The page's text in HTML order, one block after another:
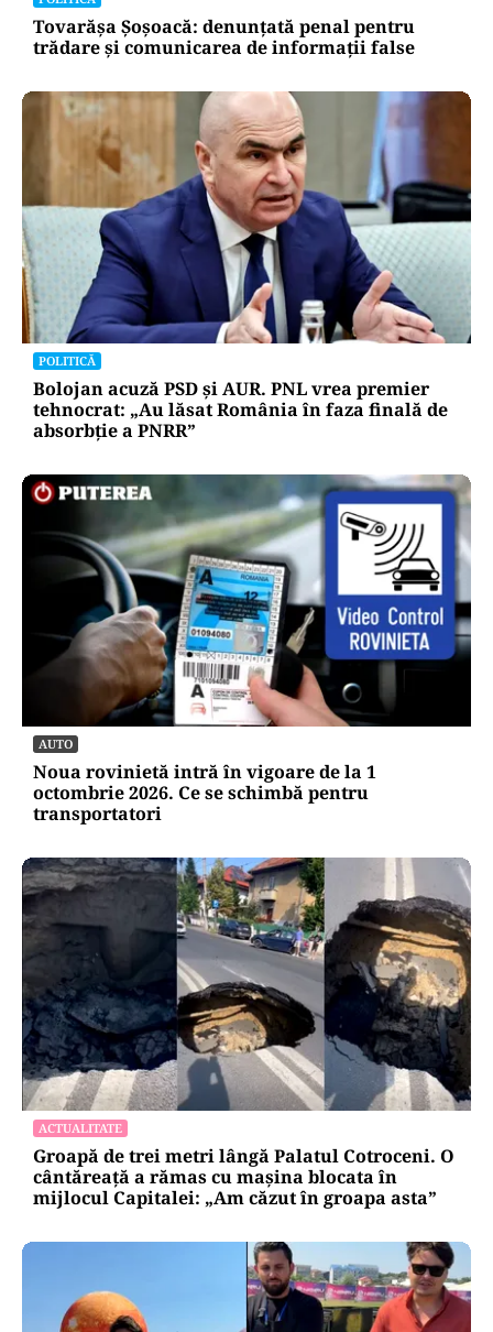
Tovarășa Șoșoacă: denunțată penal pentru
trădare și comunicarea de informații false
POLITICĂ
Bolojan acuză PSD și AUR. PNL vrea premier
tehnocrat: „Au lăsat România în faza finală de
absorbţie a PNRR”
AUTO
Noua rovinietă intră în vigoare de la 1
octombrie 2026. Ce se schimbă pentru
transportatori
ACTUALITATE
Groapă de trei metri lângă Palatul Cotroceni. O
cântăreață a rămas cu mașina blocata în
mijlocul Capitalei: „Am căzut în groapa asta”